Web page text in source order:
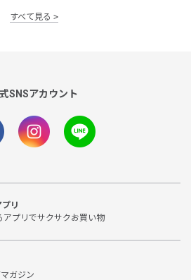
すべて見る
SNSアカウント
リ
アプリでサクサクお買い物
ガジン